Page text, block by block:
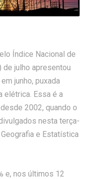
Índice Nacional de
de julho apresentou
junho, puxada
elétrica. Essa é a
2002, quando o
nesta terça-
e Estatística
e, nos últimos 12